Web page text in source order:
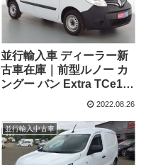
並行輸入車 ディーラー新
古車在庫｜前型ルノー カ
ングー バン Extra TCe115
2022.08.26
並行輸入中古車